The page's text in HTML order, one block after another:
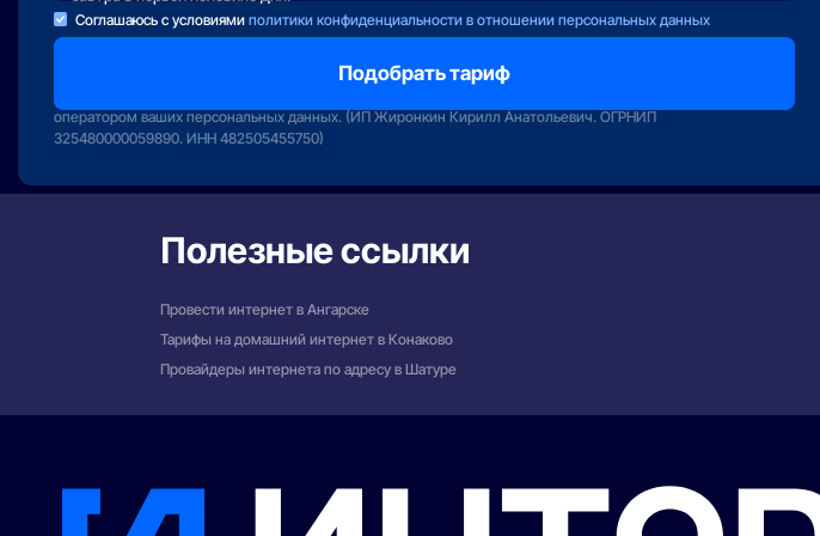
Соглашаюсь с условиямиполитики конфиденциальности в отношении персональных данных
Отправляя заявку вы подтверждаете передачу персональных данных оператору
оператором ваших персональных данных. (ИП Жиронкин Кирилл Анатольевич. ОГРНИП
325480000059890. ИНН 482505455750)
Полезные ссылки
Провести интернет в Ангарске
Тарифы на домашний интернет в Конаково
Провайдеры интернета по адресу в Шатуре